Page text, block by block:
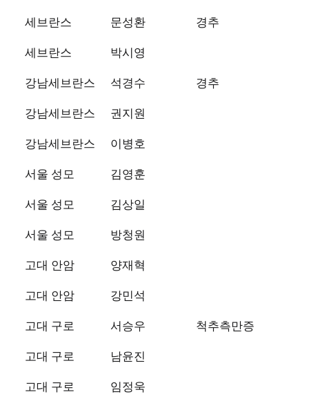
세브란스 문성환 경추
세브란스 박시영
강남세브란스 석경수 경추
강남세브란스 권지원
강남세브란스 이병호
서울 성모 김영훈
서울 성모 김상일
서울 성모 방청원
고대 안암 양재혁
고대 안암 강민석
고대 구로 서승우 척추측만증
고대 구로 남윤진
고대 구로 임정욱